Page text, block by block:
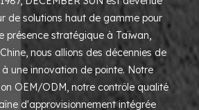
de solutions haut de gamme pour
présence stratégique à Taïwan,
nous allions des décennies de
une innovation de pointe. Notre
OEM/ODM, notre contrôle qualité
d'approvisionnement intégrée